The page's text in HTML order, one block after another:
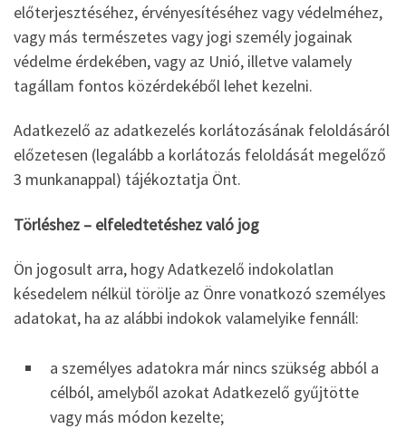
előterjesztéséhez, érvényesítéséhez vagy védelméhez,
vagy más természetes vagy jogi személy jogainak
védelme érdekében, vagy az Unió, illetve valamely
tagállam fontos közérdekéből lehet kezelni.
Adatkezelő az adatkezelés korlátozásának feloldásáról
előzetesen (legalább a korlátozás feloldását megelőző
3 munkanappal) tájékoztatja Önt.
Törléshez – elfeledtetéshez való jog
Ön jogosult arra, hogy Adatkezelő indokolatlan
késedelem nélkül törölje az Önre vonatkozó személyes
adatokat, ha az alábbi indokok valamelyike fennáll:
a személyes adatokra már nincs szükség abból a
célból, amelyből azokat Adatkezelő gyűjtötte
vagy más módon kezelte;